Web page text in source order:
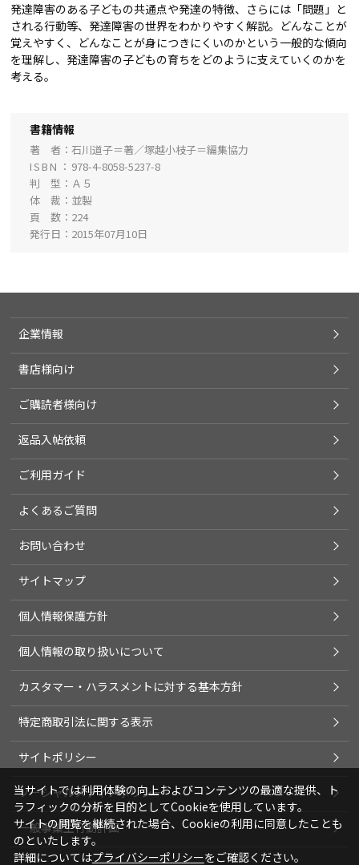
発達障害のある子どもの共通点や発達の特徴、さらには「問題」と
される行動等、発達障害の世界をわかりやすく解説。どんなことが
覚えやすく、どんなことが身につきにくいのかという一般的な傾向
を理解し、発達障害の子どもの育ちをどのように支えていくのかを
考える。
書籍情報
著 者
石川道子＝著／塚越小枝子＝編集協力
ISBN
978-4-8058-5237-8
判 型
Ａ５
体 裁
並製
頁 数
224
発行日
2015年07月10日
企業情報
書店様向け
ご購読者様向け
返品入帖依頼
ご利用ガイド
よくあるご質問
お問い合わせ
サイトマップ
個人情報保護方針
個人情報の取り扱いについて
カスタマー・ハラスメントに対する基本方針
特定商取引法に関する表示
サイトポリシー
ソーシャルメディアポリシー
一般事業主行動計画
当サイトでは利用体験の向上およびコンテンツの最適な提供、ト
ラフィックの分析を目的としてCookieを使用しています。
サイトの閲覧を継続された場合、Cookieの利用に同意したことも
のといたします。
詳細についてはプライバシーポリシーをご確認ください。